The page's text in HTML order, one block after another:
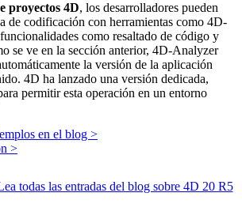
proyectos 4D, los desarrolladores pueden
de codificación con herramientas como 4D-
como resaltado de código y
se ve en la sección anterior, 4D-Analyzer
la versión de la aplicación
4D ha lanzado una versión dedicada,
permitir esta operación en un entorno
en el blog >
>
todas las entradas del blog sobre 4D 20 R5